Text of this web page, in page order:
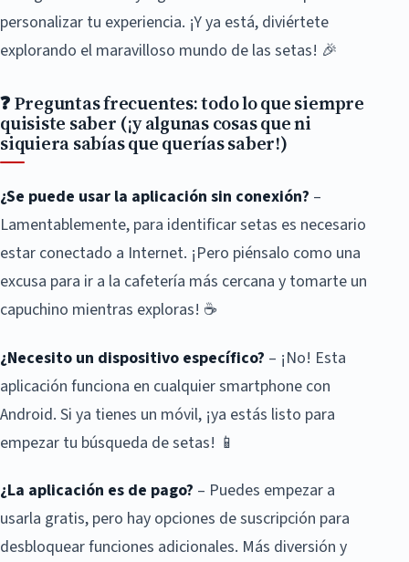
personalizar tu experiencia. ¡Y ya está, diviértete
explorando el maravilloso mundo de las setas! 🎉
❓ Preguntas frecuentes: todo lo que siempre
quisiste saber (¡y algunas cosas que ni
siquiera sabías que querías saber!)
¿Se puede usar la aplicación sin conexión? –
Lamentablemente, para identificar setas es necesario
estar conectado a Internet. ¡Pero piénsalo como una
excusa para ir a la cafetería más cercana y tomarte un
capuchino mientras exploras! ☕
¿Necesito un dispositivo específico? – ¡No! Esta
aplicación funciona en cualquier smartphone con
Android. Si ya tienes un móvil, ¡ya estás listo para
empezar tu búsqueda de setas! 📱
¿La aplicación es de pago? – Puedes empezar a
usarla gratis, pero hay opciones de suscripción para
desbloquear funciones adicionales. Más diversión y